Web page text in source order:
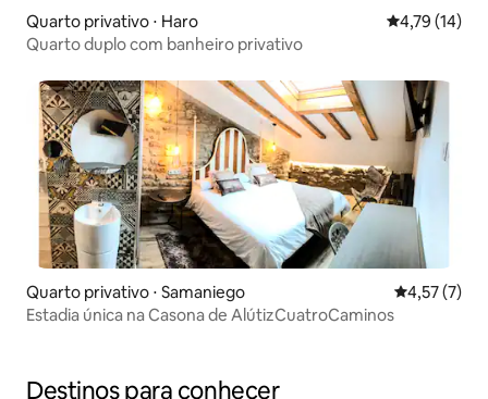
Quarto privativo ⋅ Haro 4,79 de uma
4,79 (14)
Quarto duplo com banheiro privativo
Quarto privativo ⋅ Samaniego 4,57 de
4,57 (7)
Estadia única na Casona de AlútizCuatroCaminos
Destinos para conhecer